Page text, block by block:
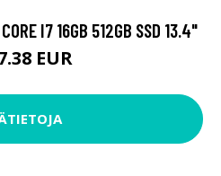
I7 16GB 512GB SSD 13.4"
EUR